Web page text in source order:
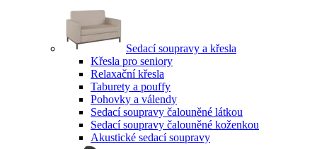
Sedací soupravy a křesla
Křesla pro seniory
Relaxační křesla
Taburety a pouffy
Pohovky a válendy
Sedací soupravy čalouněné látkou
Sedací soupravy čalouněné koženkou
Akustické sedací soupravy